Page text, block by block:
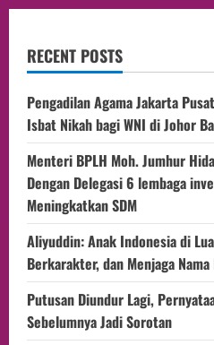
RECENT POSTS
Pengadilan Agama Jakarta
Isbat Nikah bagi WNI di Johor
Menteri BPLH Moh. Jumhur
Dengan Delegasi 6 lembaga
Meningkatkan SDM
Aliyuddin: Anak Indonesia di
Berkarakter, dan Menjaga
Putusan Diundur Lagi,
Sebelumnya Jadi Sorotan